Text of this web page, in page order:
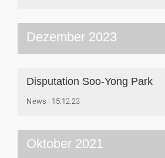
Dezember 2023
Disputation Soo-Yong Park
News 15.12.23
Oktober 2021